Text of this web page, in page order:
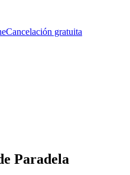
Cancelación gratuita
Paradela